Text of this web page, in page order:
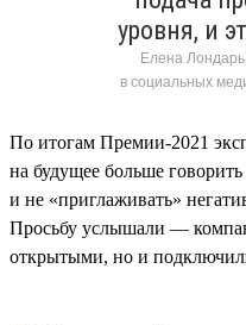
уровня, и
Елена
в социальных
По итогам Премии-2021
на будущее больше
и не «приглаживать»
Просьбу услышали —
открытыми, но и